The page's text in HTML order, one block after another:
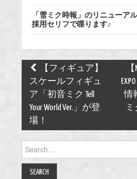
「雪ミク時報」のリニューア
採用セリフで喋ります♪
Post
navigation
【フィギュア】
スケールフィギュ
ア「初音ミク Tell
Your World Ver.」が登
場！
情
Search
for: